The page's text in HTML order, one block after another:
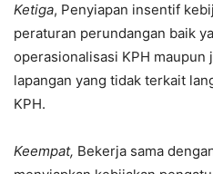
Ketiga, Penyiapan insentif
peraturan perundangan baik
operasionalisasi KPH
lapangan yang tidak terkait
KPH.
Keempat, Bekerja sama